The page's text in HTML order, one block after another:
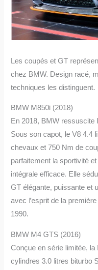
Les coupés et GT
chez BMW. Design racé,
techniques les distinguent.
BMW M850i (2018)
En 2018, BMW ressuscite
Sous son capot, le V8 4.4
chevaux et 750 Nm de
parfaitement la sportivité
intégrale efficace. Elle
GT élégante, puissante et
avec l’esprit de la
1990.
BMW M4 GTS (2016)
Conçue en série limitée,
cylindres 3.0 litres biturbo